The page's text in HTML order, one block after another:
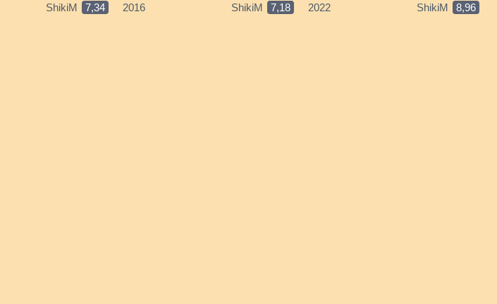
ShikiM 7,34 2016 ShikiM 7,18 2022 ShikiM 8,96